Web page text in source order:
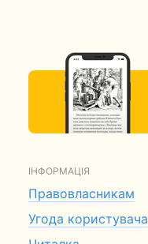
ІНФОРМАЦІЯ
Правовласникам
Угода користувача